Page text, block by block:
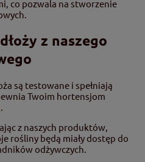
co pozwala na stworzenie
z naszego
są testowane i spełniają
Twoim hortensjom
z naszych produktów,
rośliny będą miały dostęp do
odżywczych.